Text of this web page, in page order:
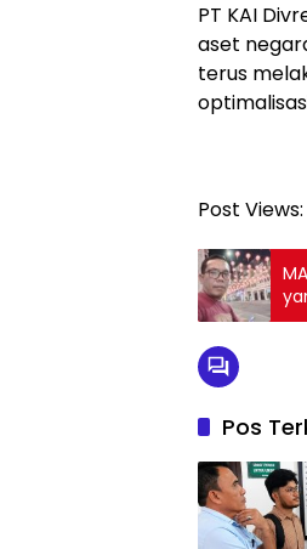
PT KAI
aset
terus
Post Views:
Pos